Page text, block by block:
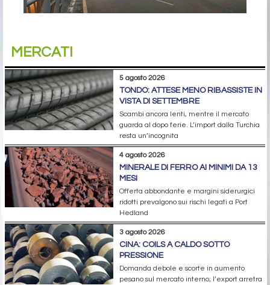
MERCATI
5 agosto 2026
TONDO: ATTESE MENO RIBASSISTE IN
VISTA DI SETTEMBRE
Scambi ancora lenti, mentre il mercato
guarda al dopo ferie. L’import dalla Turchia
resta un’incognita
4 agosto 2026
MINERALE DI FERRO AI MINIMI DA 13
MESI
Offerta abbondante e margini siderurgici
ridotti prevalgono sui rischi legati a Port
Hedland
3 agosto 2026
CINA: COILS A CALDO SOTTO
PRESSIONE
Domanda debole e scorte in aumento
pesano sul mercato interno; l’export arretra